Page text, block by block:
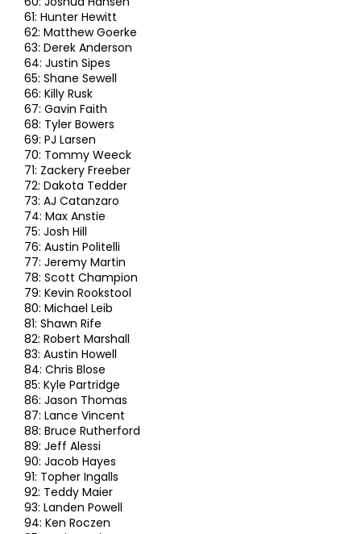
61: Hunter Hewitt
62: Matthew Goerke
63: Derek Anderson
64: Justin Sipes
65: Shane Sewell
66: Killy Rusk
67: Gavin Faith
68: Tyler Bowers
69: PJ Larsen
70: Tommy Weeck
71: Zackery Freeber
72: Dakota Tedder
73: AJ Catanzaro
74: Max Anstie
75: Josh Hill
76: Austin Politelli
77: Jeremy Martin
78: Scott Champion
79: Kevin Rookstool
80: Michael Leib
81: Shawn Rife
82: Robert Marshall
83: Austin Howell
84: Chris Blose
85: Kyle Partridge
86: Jason Thomas
87: Lance Vincent
88: Bruce Rutherford
89: Jeff Alessi
90: Jacob Hayes
91: Topher Ingalls
92: Teddy Maier
93: Landen Powell
94: Ken Roczen